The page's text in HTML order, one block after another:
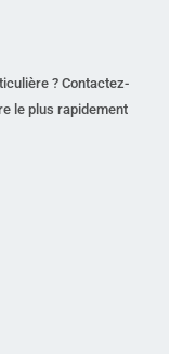
? Contactez-
le plus rapidement